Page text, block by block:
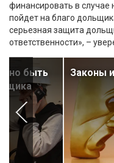
финансировать в случае
пойдет на благо
серьезная защита
ответственности», –
быть
Законы